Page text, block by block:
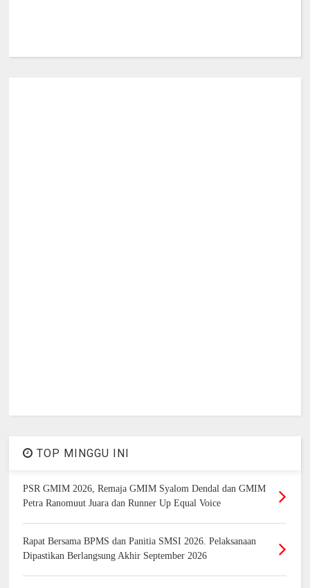
TOP MINGGU INI
PSR GMIM 2026, Remaja GMIM Syalom Dendal dan GMIM
Petra Ranomuut Juara dan Runner Up Equal Voice
Rapat Bersama BPMS dan Panitia SMSI 2026. Pelaksanaan
Dipastikan Berlangsung Akhir September 2026